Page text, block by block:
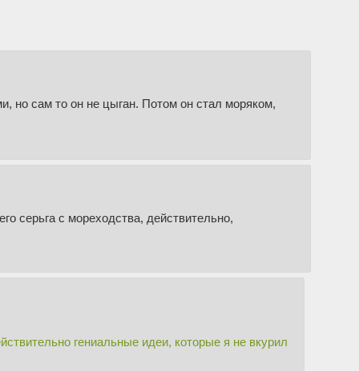
но сам то он не цыган. Потом он стал моряком,
серьга с мореходства, действительно,
гениальные идеи, которые я не вкурил